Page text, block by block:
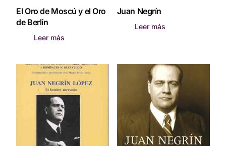
El Oro de Moscú y el Oro
de Berlín
Leer más
Juan Negrín
Leer más